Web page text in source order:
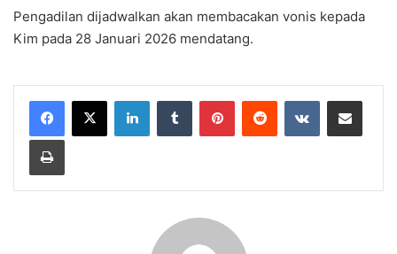
Pengadilan dijadwalkan akan membacakan vonis kepada
Kim pada 28 Januari 2026 mendatang.
LinkedInTumblr PinterestReddit VKontakteShare via Email
Print